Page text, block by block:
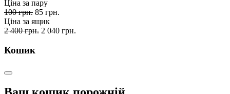
Ціна за пару
100 грн. 85 грн.
Ціна за ящик
2 400 грн. 2 040 грн.
Кошик